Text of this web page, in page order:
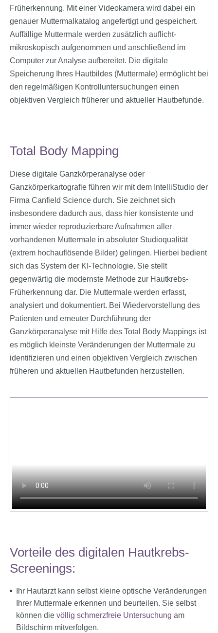
Früherkennung. Mit einer Videokamera wird dabei ein
genauer Muttermal­katalog angefertigt und gespeichert.
Auffällige Muttermale werden zusätzlich auflicht­
mikroskopisch aufgenommen und anschließend im
Computer zur Analyse aufbereitet. Die digitale
Speicherung Ihres Hautbildes (Muttermale) ermöglicht bei
den regel­mäßigen Kontrolluntersuchungen einen
objektiven Vergleich früherer und aktueller Hautbefunde.
Total Body Mapping
Diese digitale Ganzkörperanalyse oder
Ganzkörperkartografie führen wir mit dem IntelliStudio der
Firma Canfield Science durch. Sie zeichnet sich
insbesondere dadurch aus, dass hier konsistente und
immer wieder reproduzierbare Aufnahmen aller
vorhandenen Muttermale in absoluter Studioqualität
(extrem hochauflösende Bilder) gelingen. Hierbei bedient
sich das System der KI-Technologie. Sie stellt
gegenwärtig die modernste Methode zur Hautkrebs-
Früherkennung dar. Die Muttermale werden erfasst,
analysiert und dokumentiert. Bei Wiedervorstellung des
Patienten und erneuter Durchführung der
Ganzkörperanalyse mit Hilfe des Total Body Mappings ist
es möglich kleinste Veränderungen der Muttermale zu
identifizieren und einen objektiven Vergleich zwischen
früheren und aktuellen Hautbefunden herzustellen.
Vorteile des digitalen Hautkrebs-
Screenings:
Ihr Hautarzt kann selbst kleine optische Veränderungen
Ihrer Muttermale erkennen und beurteilen. Sie selbst
können die völlig schmerzfreie Untersuchung am
Bildschirm mitverfolgen.